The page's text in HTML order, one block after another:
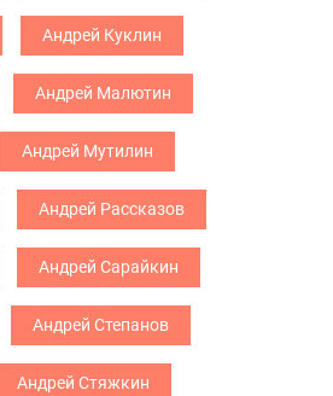
Андрей Куклин
Андрей Малютин
Андрей Мутилин
Андрей Рассказов
Андрей Сарайкин
Андрей Степанов
Андрей Стяжкин